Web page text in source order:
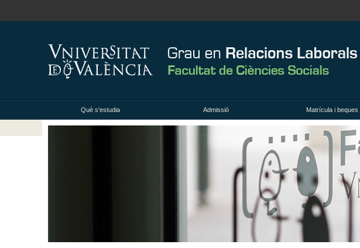
Què s'estudia Admissió Matrícula i beques